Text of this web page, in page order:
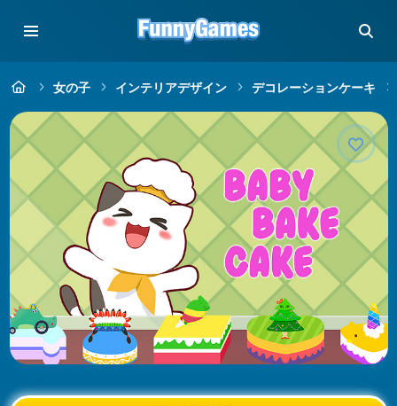
女の子 インテリアデザイン デコレーションケーキ